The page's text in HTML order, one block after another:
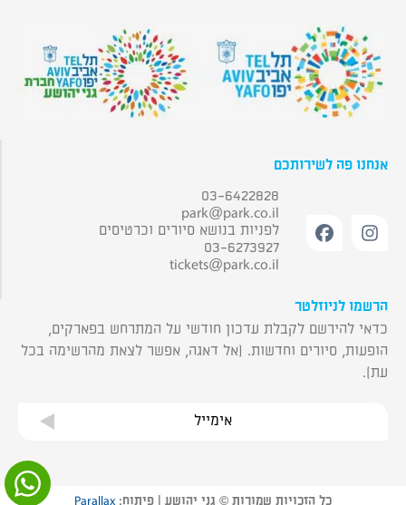
אנחנו פה לשירותכם
03-6422828
park@park.co.il
לפניות בנושא סיורים וכרטיסים
03-6273927
tickets@park.co.il
הרשמו לניוזלטר
כדאי להירשם לקבלת עדכון חודשי על המתרחש בפארקים,
הופעות, סיורים וחדשות. (אל דאגה, אפשר לצאת מהרשימה בכל
עת).
אימייל
כל הזכויות שמורות © גני יהושע | פיתוח: Parallax